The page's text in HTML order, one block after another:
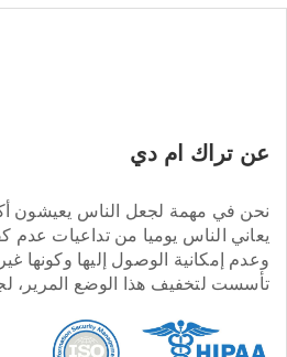
عن تراك ام دي
نحن في مهمة لجعل الناس يعيشون
يعاني الناس يوميا من تداعيات عدم
وعدم إمكانية الوصول إليها وكونها
تأسست لتخفيف هذا الوضع المرير،